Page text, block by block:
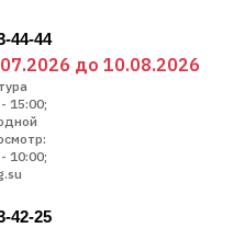
44-44
до 10.08.2026
15:00;
10:00;
42-25